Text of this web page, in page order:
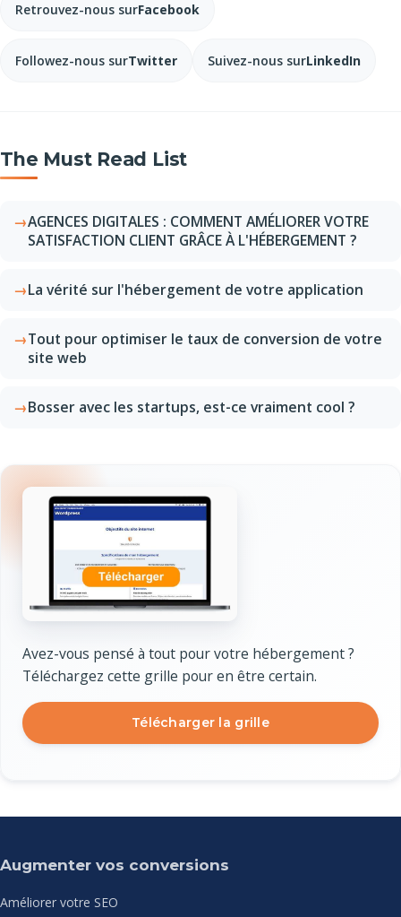
Retrouvez-nous surFacebook
Followez-nous surTwitter Suivez-nous surLinkedIn
The Must Read List
AGENCES DIGITALES : COMMENT AMÉLIORER VOTRE
SATISFACTION CLIENT GRÂCE À L'HÉBERGEMENT ?
La vérité sur l'hébergement de votre application
Tout pour optimiser le taux de conversion de votre
site web
Bosser avec les startups, est-ce vraiment cool ?
Avez-vous pensé à tout pour votre hébergement ?
Téléchargez cette grille pour en être certain.
Télécharger la grille
Augmenter vos conversions
Améliorer votre SEO